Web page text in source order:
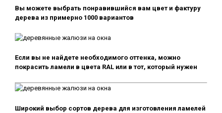
Вы можете выбрать понравившийся вам цвет и фактуру
дерева из примерно 1000 вариантов
Если вы не найдете необходимого оттенка, можно
покрасить ламели в цвета RAL или в тот, который нужен
Широкий выбор сортов дерева для изготовления ламелей